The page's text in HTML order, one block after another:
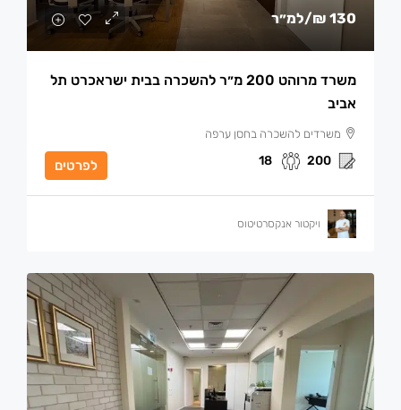
130 ₪ /למ״ר
משרד מרוהט 200 מ״ר להשכרה בבית ישראכרט תל
אביב
משרדים להשכרה בחסן ערפה
200
18 לפרטים
ויקטור אנקסרטיטוס